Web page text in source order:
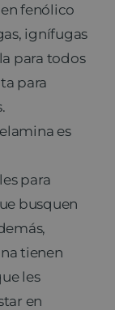
fenólico
ignífugas
para todos
para
es
para
busquen
tienen
les
en